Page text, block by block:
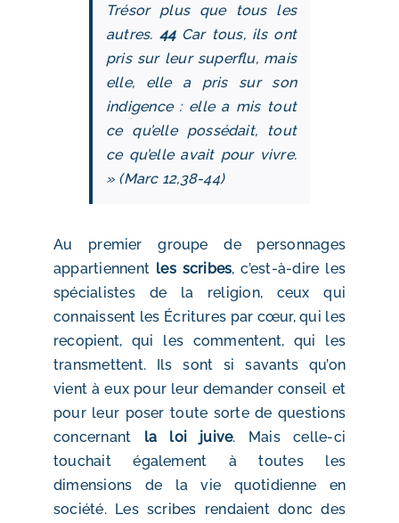
Trésor plus que tous les
autres. 44Car tous, ils ont
pris sur leur superflu, mais
elle, elle a pris sur son
indigence : elle a mis tout
ce qu’elle possédait, tout
ce qu’elle avait pour vivre.
» (Marc 12,38-44)
Au premier groupe de personnages
appartiennent les scribes, c’est-à-dire les
spécialistes de la religion, ceux qui
connaissent les Écritures par cœur, qui les
recopient, qui les commentent, qui les
transmettent. Ils sont si savants qu’on
vient à eux pour leur demander conseil et
pour leur poser toute sorte de questions
concernant la loi juive. Mais celle-ci
touchait également à toutes les
dimensions de la vie quotidienne en
société. Les scribes rendaient donc des